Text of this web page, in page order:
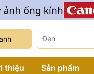
thiệu Sản phẩm